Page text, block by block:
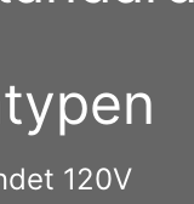
120V